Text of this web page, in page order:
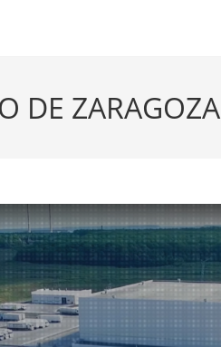
DE ZARAGOZA